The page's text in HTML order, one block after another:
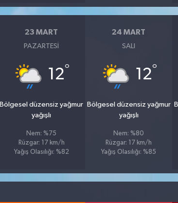
23 MART
PAZARTESI
12°
Bölgesel düzensiz yağmur
yağışlı
Nem: %75
Rüzgar: 17 km/h
Yağış Olasılığı: %82
24 MART
SALI
12°
Bölgesel düzensiz yağmur
yağışlı
Nem: %80
Rüzgar: 17 km/h
Yağış Olasılığı: %85